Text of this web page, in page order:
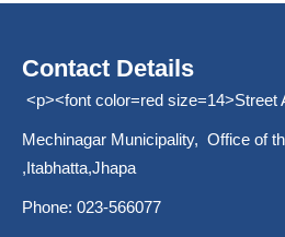
Contact Details
<p><font color=red size=14>Street
Mechinagar Municipality, Office of
,Itabhatta,Jhapa
Phone: 023-566077